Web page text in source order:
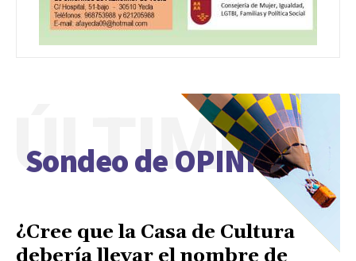
Sondeo de OPINIÓN
ÚLTIMO
¿Cree que la Casa de Cultura
debería llevar el nombre de